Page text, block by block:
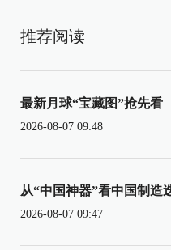
推荐阅读
最新月球“宝藏图”抢先看
2026-08-07 09:48
从“中国神器”看中国制造
2026-08-07 09:47